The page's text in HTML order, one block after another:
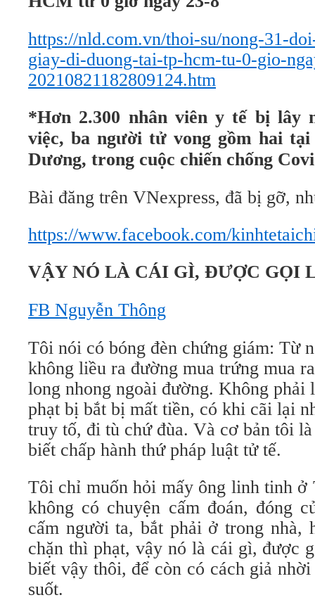
https://nld.com.vn/thoi-su/nong-31-
giay-di-duong-tai-tp-hcm-tu-0-gio-
20210821182809124.htm
*Hơn 2.300 nhân viên y tế bị lây
việc, ba người tử vong gồm hai
Dương, trong cuộc chiến chống
Bài đăng trên VNexpress, đã bị gỡ,
https://www.facebook.com/
VẬY NÓ LÀ CÁI GÌ, ĐƯỢC GỌI
FB Nguyễn Thông
Tôi nói có bóng đèn chứng giám: Từ
không liều ra đường mua trứng mua
long nhong ngoài đường. Không phải
phạt bị bắt bị mất tiền, có khi cãi lại
truy tố, đi tù chứ đùa. Và cơ bản tôi
biết chấp hành thứ pháp luật tử tế.
Tôi chỉ muốn hỏi mấy ông linh tinh ở
không có chuyện cấm đoán, đóng
cấm người ta, bắt phải ở trong nhà,
chặn thì phạt, vậy nó là cái gì, được
biết vậy thôi, để còn có cách giả
suốt.